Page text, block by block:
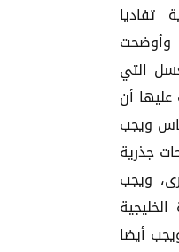
تفاديا
وأوضحت
التي
أن
ويجب
جذرية
ويجب
أيضا